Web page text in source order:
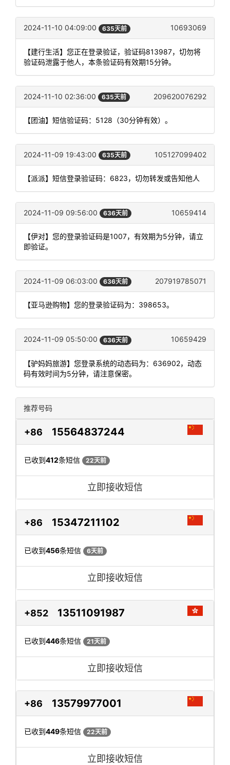
2024-11-10 04:09:00 635天前 10693069
【建行生活】您正在登录验证，验证码813987，切勿将
验证码泄露于他人，本条验证码有效期15分钟。
2024-11-10 02:36:00 635天前 209620076292
【团油】短信验证码：5128（30分钟有效）。
2024-11-09 19:43:00 635天前 105127099402
【派派】短信登录验证码：6823，切勿转发或告知他人
2024-11-09 09:56:00 636天前 10659414
【伊对】您的登录验证码是1007，有效期为5分钟，请立
即验证。
2024-11-09 06:03:00 636天前 207919785071
【亚马逊购物】您的登录验证码为：398653。
2024-11-09 05:50:00 636天前 10659429
【驴妈妈旅游】您登录系统的动态码为：636902，动态
码有效时间为5分钟，请注意保密。
推荐号码
+86 15564837244
已收到412条短信 22天前
立即接收短信
+86 15347211102
已收到456条短信 6天前
立即接收短信
+852 13511091987
已收到446条短信 21天前
立即接收短信
+86 13579977001
已收到449条短信 22天前
立即接收短信